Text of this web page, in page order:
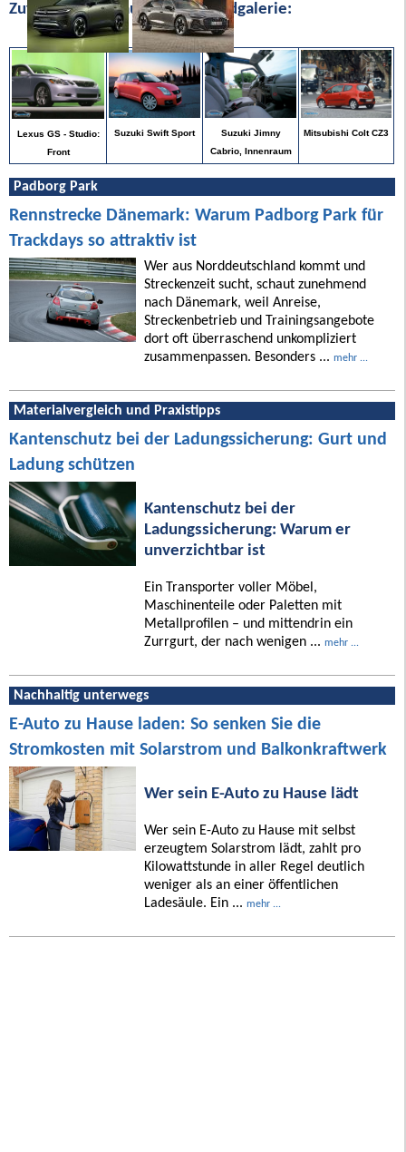
Zufällige Bilder aus unserer Bildgalerie:
Lexus GS - Studio:
Front
Suzuki Swift Sport
Suzuki Jimny
Cabrio, Innenraum
Mitsubishi Colt CZ3
Padborg Park
Rennstrecke Dänemark: Warum Padborg Park für
Trackdays so attraktiv ist
Wer aus Norddeutschland kommt und
Streckenzeit sucht, schaut zunehmend
nach Dänemark, weil Anreise,
Streckenbetrieb und Trainingsangebote
dort oft überraschend unkompliziert
zusammenpassen. Besonders ... mehr ...
Materialvergleich und Praxistipps
Kantenschutz bei der Ladungssicherung: Gurt und
Ladung schützen
Kantenschutz bei der
Ladungssicherung: Warum er
unverzichtbar ist
Ein Transporter voller Möbel,
Maschinenteile oder Paletten mit
Metallprofilen – und mittendrin ein
Zurrgurt, der nach wenigen ... mehr ...
Nachhaltig unterwegs
E-Auto zu Hause laden: So senken Sie die
Stromkosten mit Solarstrom und Balkonkraftwerk
Wer sein E-Auto zu Hause lädt
Wer sein E-Auto zu Hause mit selbst
erzeugtem Solarstrom lädt, zahlt pro
Kilowattstunde in aller Regel deutlich
weniger als an einer öffentlichen
Ladesäule. Ein ... mehr ...